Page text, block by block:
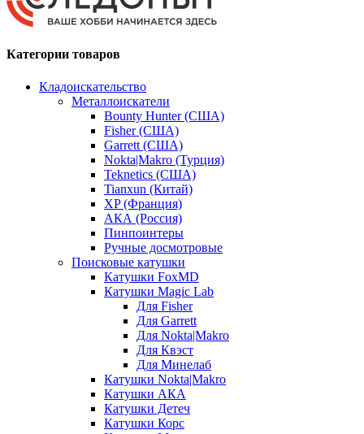
Категории товаров
Кладоискательство
Металлоискатели
Bounty Hunter (США)
Fisher (США)
Garrett (США)
Nokta|Makro (Турция)
Teknetics (США)
Tianxun (Китай)
XP (Франция)
АКА (Россия)
Пинпоинтеры
Ручные досмотровые
Поисковые катушки
Катушки FoxMD
Катушки Magic Lab
Для Fisher
Для Garrett
Для Nokta|Makro
Для Квэст
Для Минелаб
Катушки Nokta|Makro
Катушки АКА
Катушки Детеч
Катушки Корс